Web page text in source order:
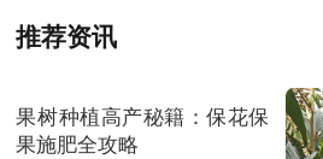
推荐资讯
果树种植高产秘籍：保花保
果施肥全攻略